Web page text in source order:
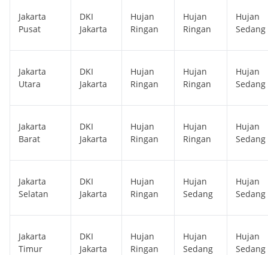
Jakarta
Pusat
DKI
Jakarta
Hujan
Ringan
Hujan
Ringan
Hujan
Sedang
Jakarta
Utara
DKI
Jakarta
Hujan
Ringan
Hujan
Ringan
Hujan
Sedang
Jakarta
Barat
DKI
Jakarta
Hujan
Ringan
Hujan
Ringan
Hujan
Sedang
Jakarta
Selatan
DKI
Jakarta
Hujan
Ringan
Hujan
Sedang
Hujan
Sedang
Jakarta
Timur
DKI
Jakarta
Hujan
Ringan
Hujan
Sedang
Hujan
Sedang